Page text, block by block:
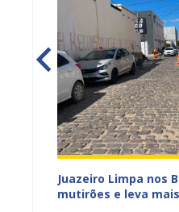
Juazeiro Limpa nos
mutirões e leva